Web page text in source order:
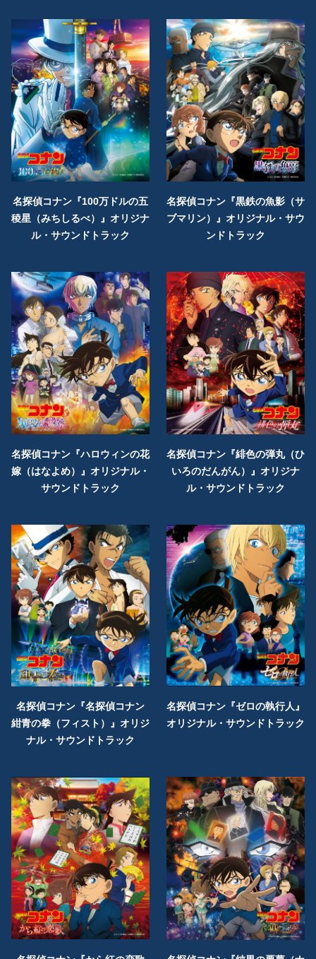
名探偵コナン『100万ドルの五
稜星（みちしるべ）』オリジナ
ル・サウンドトラック
名探偵コナン『黒鉄の魚影（サ
ブマリン）』オリジナル・サウ
ンドトラック
名探偵コナン『ハロウィンの花
嫁（はなよめ）』オリジナル・
サウンドトラック
名探偵コナン『緋色の弾丸（ひ
いろのだんがん）』オリジナ
ル・サウンドトラック
名探偵コナン『名探偵コナン
紺青の拳（フィスト）』オリジ
ナル・サウンドトラック
名探偵コナン『ゼロの執行人』
オリジナル・サウンドトラック